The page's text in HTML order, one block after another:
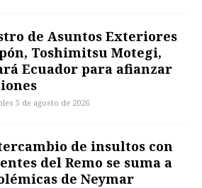
de Asuntos Exteriores
Toshimitsu Motegi,
Ecuador para afianzar
5 de agosto de 2026
de insultos con
del Remo se suma a
de Neymar